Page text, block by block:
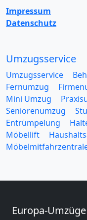
Impressum
Datenschutz
Umzugsservice
Umzugsservice
Fernumzug
Mini Umzug
Seniorenumzug
Entrümpelung
Möbellift
Europa-Umzüge